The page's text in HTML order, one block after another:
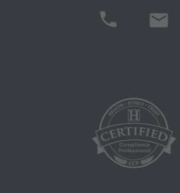
por la AMA, el titular de los
RESPONSABILIDAD POR
RESPONSABILIDAD ATRIBUIBLE
USUARIO FINAL DEL USO DE
SERÁ RESPONSABLE POR